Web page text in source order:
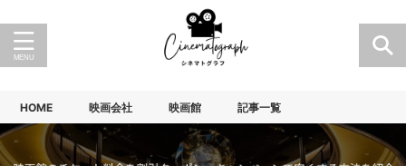
HOME 映画会社 映画館 記事一覧